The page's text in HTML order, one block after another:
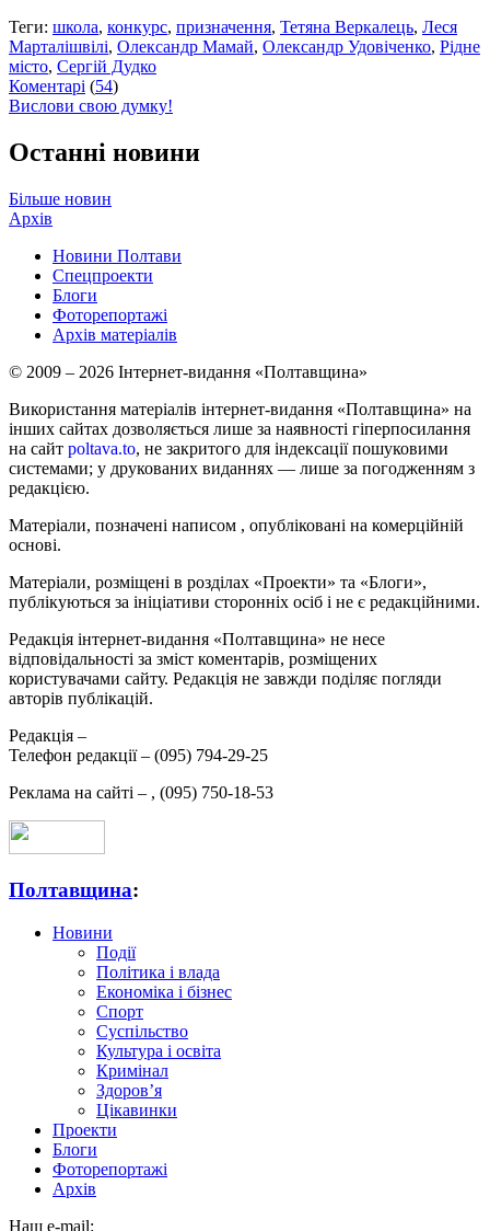
Теги: школа, конкурс, призначення, Тетяна Веркалець, Леся
Марталішвілі, Олександр Мамай, Олександр Удовіченко, Рідне
місто, Сергій Дудко
Коментарі (54)
Вислови свою думку!
Останні новини
Більше новин
Архів
Новини Полтави
Спецпроекти
Блоги
Фоторепортажі
Архів матеріалів
© 2009 – 2026 Інтернет-видання «Полтавщина»
Використання матеріалів інтернет-видання «Полтавщина» на
інших сайтах дозволяється лише за наявності гіперпосилання
на сайт poltava.to, не закритого для індексації пошуковими
системами; у друкованих виданнях — лише за погодженням з
редакцією.
Матеріали, позначені написом , опубліковані на комерційній
основі.
Матеріали, розміщені в розділах «Проекти» та «Блоги»,
публікуються за ініціативи сторонніх осіб і не є редакційними.
Редакція інтернет-видання «Полтавщина» не несе
відповідальності за зміст коментарів, розміщених
користувачами сайту. Редакція не завжди поділяє погляди
авторів публікацій.
Редакція –
Телефон редакції – (095) 794-29-25
Реклама на сайті – , (095) 750-18-53
Полтавщина:
Новини
Події
Політика і влада
Економіка і бізнес
Спорт
Суспільство
Культура і освіта
Кримінал
Здоров’я
Цікавинки
Проекти
Блоги
Фоторепортажі
Архів
Наш e-mail: